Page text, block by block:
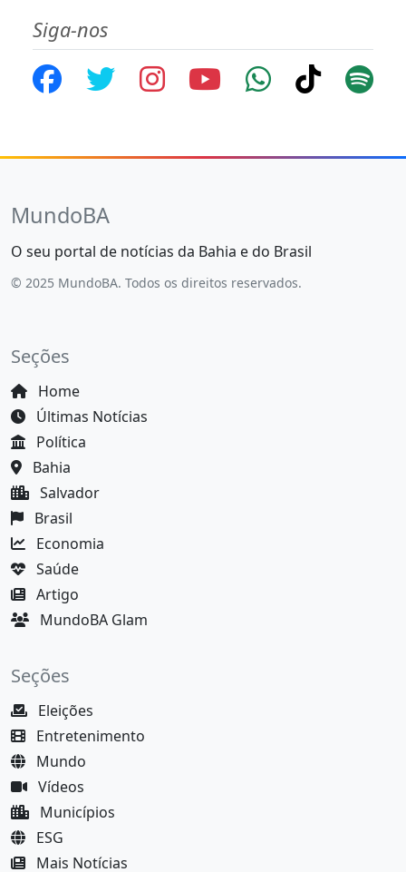
Siga-nos
MundoBA
O seu portal de notícias da Bahia e do Brasil
© 2025 MundoBA. Todos os direitos reservados.
Seções
Home
Últimas Notícias
Política
Bahia
Salvador
Brasil
Economia
Saúde
Artigo
MundoBA Glam
Seções
Eleições
Entretenimento
Mundo
Vídeos
Municípios
ESG
Mais Notícias